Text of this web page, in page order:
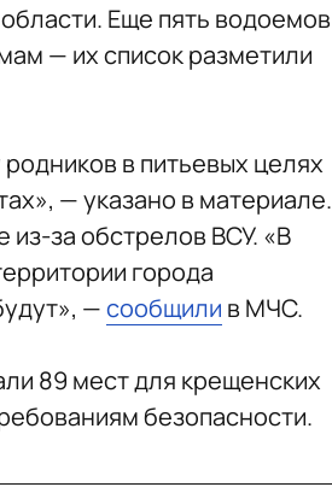
Еще пять водоемов
— их список разметили
в питьевых целях
— указано в материале.
за обстрелов ВСУ. «В
города
—сообщили в МЧС.
89 мест для крещенских
безопасности.